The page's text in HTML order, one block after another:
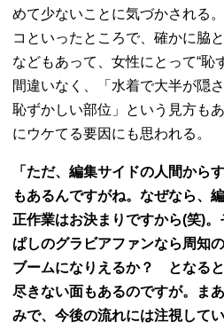
めて少ないことに気づかされる
コといったところで、確かに脇
などもあって、女性にとって“恥
間違いなく、「水着で大半が隠
恥ずかしい部位」という見方も
にウケてる要因にも思われる。
「ただ、編集サイドの人間から
もあるんですがね。なぜなら、
正作業はお決まりですから(笑)
ぱしのグラビアファンなら周知
ブームになりえるか？ となる
尽きない面もあるのですが。ま
みで、今後の流れには注視して